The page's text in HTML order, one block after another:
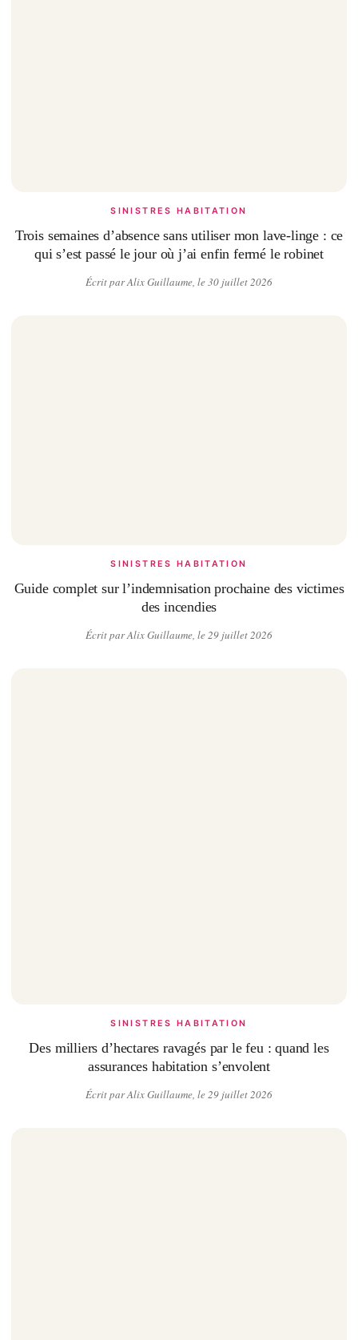
SINISTRES HABITATION
Trois semaines d’absence sans utiliser mon lave-linge : ce
qui s’est passé le jour où j’ai enfin fermé le robinet
Écrit par Alix Guillaume, le 30 juillet 2026
SINISTRES HABITATION
Guide complet sur l’indemnisation prochaine des victimes
des incendies
Écrit par Alix Guillaume, le 29 juillet 2026
SINISTRES HABITATION
Des milliers d’hectares ravagés par le feu : quand les
assurances habitation s’envolent
Écrit par Alix Guillaume, le 29 juillet 2026